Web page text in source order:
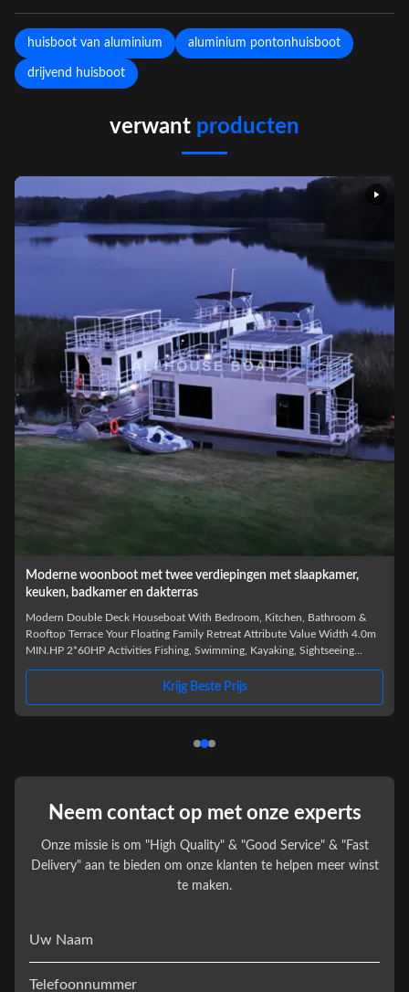
huisboot van aluminium aluminium pontonhuisboot
drijvend huisboot
verwant producten
11,5 meter lange aluminium woonboot met dubbele verdieping
en verwijderbare bovenkajuit
HB1250 11.5m Modern Luxury Double Deck Houseboat The HB1250 is a
next-generation 11.5 meter luxury double deck houseboat engineered for
premium waterfront living and commercial operations. Featuring a modern
offers exceptional flexibility, comfort, and visual appeal. Built with marine-
grade aluminum pontoons and a reinforced aluminum deck structure, the
HB1250 delivers outstanding stability, corrosion
Krijg Beste Prijs
Neem contact op met onze experts
Onze missie is om "High Quality" & "Good Service" & "Fast
Delivery" aan te bieden om onze klanten te helpen meer winst
te maken.
Uw Naam
Telefoonnummer